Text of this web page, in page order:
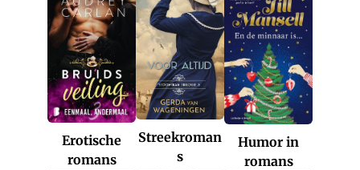
Erotische
romans
Streekroman
s
Humor in
romans